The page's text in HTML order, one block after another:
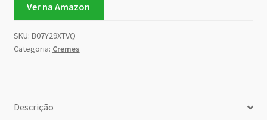
Ver na Amazon
SKU: B07Y29XTVQ
Categoria: Cremes
Descrição